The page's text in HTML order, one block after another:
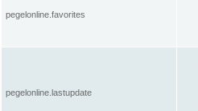
pegelonline.favorites
pegelonline.lastupdate